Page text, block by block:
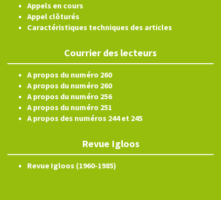
Appels en cours
Appel clôturés
Caractéristiques techniques des articles
Courrier des lecteurs
A propos du numéro 260
A propos du numéro 260
A propos du numéro 256
A propos du numéro 251
A propos des numéros 244 et 245
Revue Igloos
Revue Igloos (1960-1985)